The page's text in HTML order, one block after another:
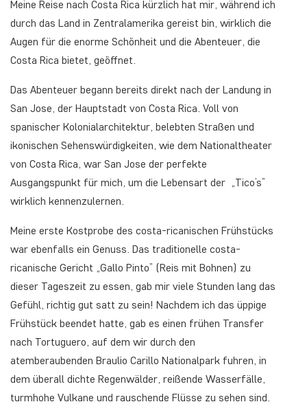
Meine Reise nach Costa Rica kürzlich hat mir, während ich
durch das Land in Zentralamerika gereist bin, wirklich die
Augen für die enorme Schönheit und die Abenteuer, die
Costa Rica bietet, geöffnet.
Das Abenteuer begann bereits direkt nach der Landung in
San Jose, der Hauptstadt von Costa Rica. Voll von
spanischer Kolonialarchitektur, belebten Straßen und
ikonischen Sehenswürdigkeiten, wie dem Nationaltheater
von Costa Rica, war San Jose der perfekte
Ausgangspunkt für mich, um die Lebensart der „Tico’s”
wirklich kennenzulernen.
Meine erste Kostprobe des costa-ricanischen Frühstücks
war ebenfalls ein Genuss. Das traditionelle costa-
ricanische Gericht „Gallo Pinto” (Reis mit Bohnen) zu
dieser Tageszeit zu essen, gab mir viele Stunden lang das
Gefühl, richtig gut satt zu sein! Nachdem ich das üppige
Frühstück beendet hatte, gab es einen frühen Transfer
nach Tortuguero, auf dem wir durch den
atemberaubenden Braulio Carillo Nationalpark fuhren, in
dem überall dichte Regenwälder, reißende Wasserfälle,
turmhohe Vulkane und rauschende Flüsse zu sehen sind.